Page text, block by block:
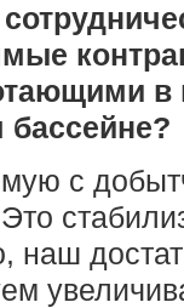
в
с
наш